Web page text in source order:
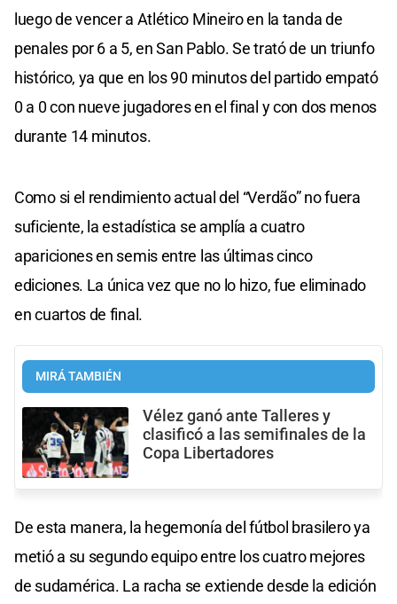
luego de vencer a Atlético Mineiro en la tanda de
penales por 6 a 5, en San Pablo. Se trató de un triunfo
histórico, ya que en los 90 minutos del partido empató
0 a 0 con nueve jugadores en el final y con dos menos
durante 14 minutos.
Como si el rendimiento actual del “Verdão” no fuera
suficiente, la estadística se amplía a cuatro
apariciones en semis entre las últimas cinco
ediciones. La única vez que no lo hizo, fue eliminado
en cuartos de final.
MIRÁ TAMBIÉN
Vélez ganó ante Talleres y
clasificó a las semifinales de la
Copa Libertadores
De esta manera, la hegemonía del fútbol brasilero ya
metió a su segundo equipo entre los cuatro mejores
de sudamérica. La racha se extiende desde la edición